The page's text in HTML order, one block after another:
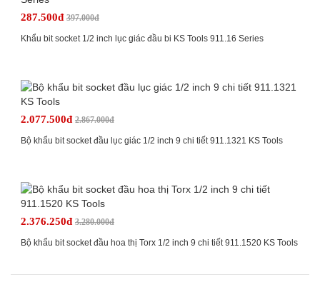
287.500đ 397.000đ
Khẩu bit socket 1/2 inch lục giác đầu bi KS Tools 911.16 Series
2.077.500đ 2.867.000đ
Bộ khẩu bit socket đầu lục giác 1/2 inch 9 chi tiết 911.1321 KS Tools
2.376.250đ 3.280.000đ
Bộ khẩu bit socket đầu hoa thị Torx 1/2 inch 9 chi tiết 911.1520 KS Tools